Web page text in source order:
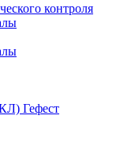
контроля
Гефест